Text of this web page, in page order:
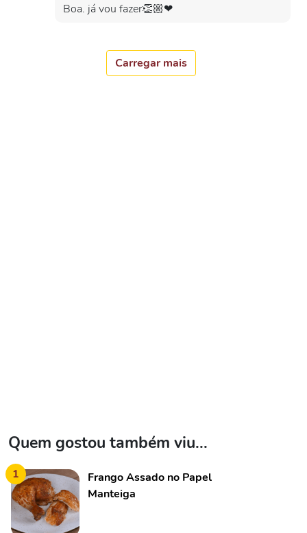
Boa. já vou fazer👏🏼❤
Carregar mais
Quem gostou também viu...
1
Frango Assado no Papel
Manteiga